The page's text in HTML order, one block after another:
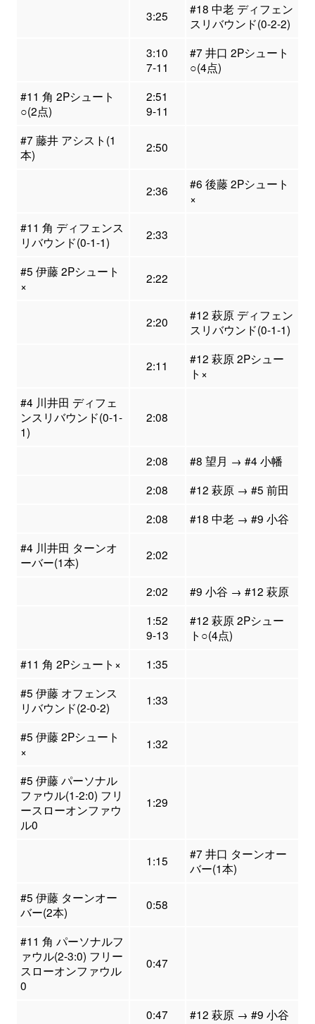
3:25
#18 中老 ディフェン
スリバウンド(0-2-2)
3:10
7-11
#7 井口 2Pシュート
○(4点)
#11 角 2Pシュート
○(2点)
2:51
9-11
#7 藤井 アシスト(1
本)
2:50
2:36
#6 後藤 2Pシュート
×
#11 角 ディフェンス
リバウンド(0-1-1)
2:33
#5 伊藤 2Pシュート
×
2:22
2:20
#12 萩原 ディフェン
スリバウンド(0-1-1)
2:11
#12 萩原 2Pシュー
ト×
#4 川井田 ディフェ
ンスリバウンド(0-1-
1)
2:08
2:08
#8 望月 → #4 小幡
2:08
#12 萩原 → #5 前田
2:08
#18 中老 → #9 小谷
#4 川井田 ターンオ
ーバー(1本)
2:02
2:02
#9 小谷 → #12 萩原
1:52
9-13
#12 萩原 2Pシュー
ト○(4点)
#11 角 2Pシュート×
1:35
#5 伊藤 オフェンス
リバウンド(2-0-2)
1:33
#5 伊藤 2Pシュート
×
1:32
#5 伊藤 パーソナル
ファウル(1-2:0) フリ
ースローオンファウ
ル0
1:29
1:15
#7 井口 ターンオー
バー(1本)
#5 伊藤 ターンオー
バー(2本)
0:58
#11 角 パーソナルフ
ァウル(2-3:0) フリー
スローオンファウル
0
0:47
0:47 #12 萩原 → #9 小谷